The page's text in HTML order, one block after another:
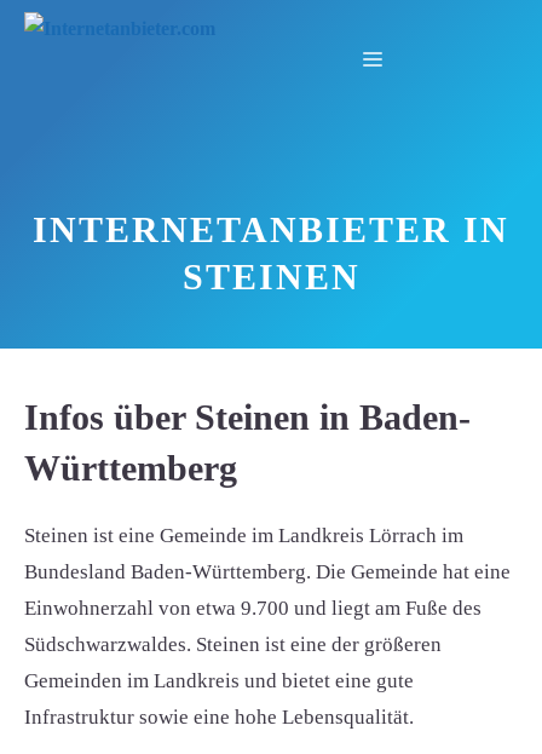
Zum
Menü
INTERNETANBIETER IN
STEINEN
Infos über Steinen in Baden-
Württemberg
Steinen ist eine Gemeinde im Landkreis Lörrach im
Bundesland Baden-Württemberg. Die Gemeinde hat eine
Einwohnerzahl von etwa 9.700 und liegt am Fuße des
Südschwarzwaldes. Steinen ist eine der größeren
Gemeinden im Landkreis und bietet eine gute
Infrastruktur sowie eine hohe Lebensqualität.